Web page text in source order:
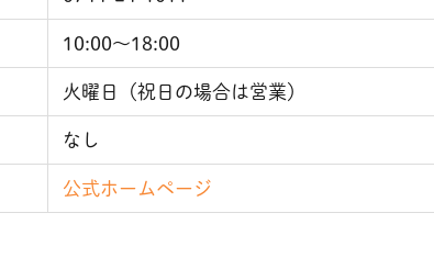
10:00～18:00
火曜日（祝日の場合は営業）
なし
公式ホームページ